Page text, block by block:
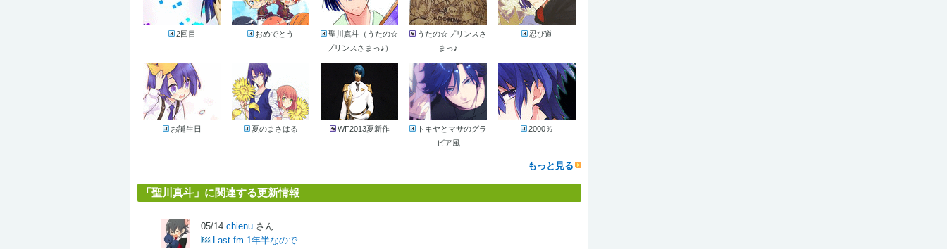
2回目 おめでとう
聖川真斗（うたの☆
プリンスさまっ♪）
うたの☆プリンスさ
まっ♪
忍び道
お誕生日 夏のまさはる WF2013夏新作
トキヤとマサのグラ
ビア風
2000％
もっと見る
「聖川真斗」に関連する更新情報
05/14 chienu さん
Last.fm 1年半なので